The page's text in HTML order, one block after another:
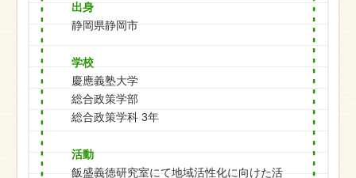
出身
静岡県静岡市
学校
慶應義塾大学
総合政策学部
総合政策学科 3年
活動
飯盛義徳研究室にて地域活性化に向けた活